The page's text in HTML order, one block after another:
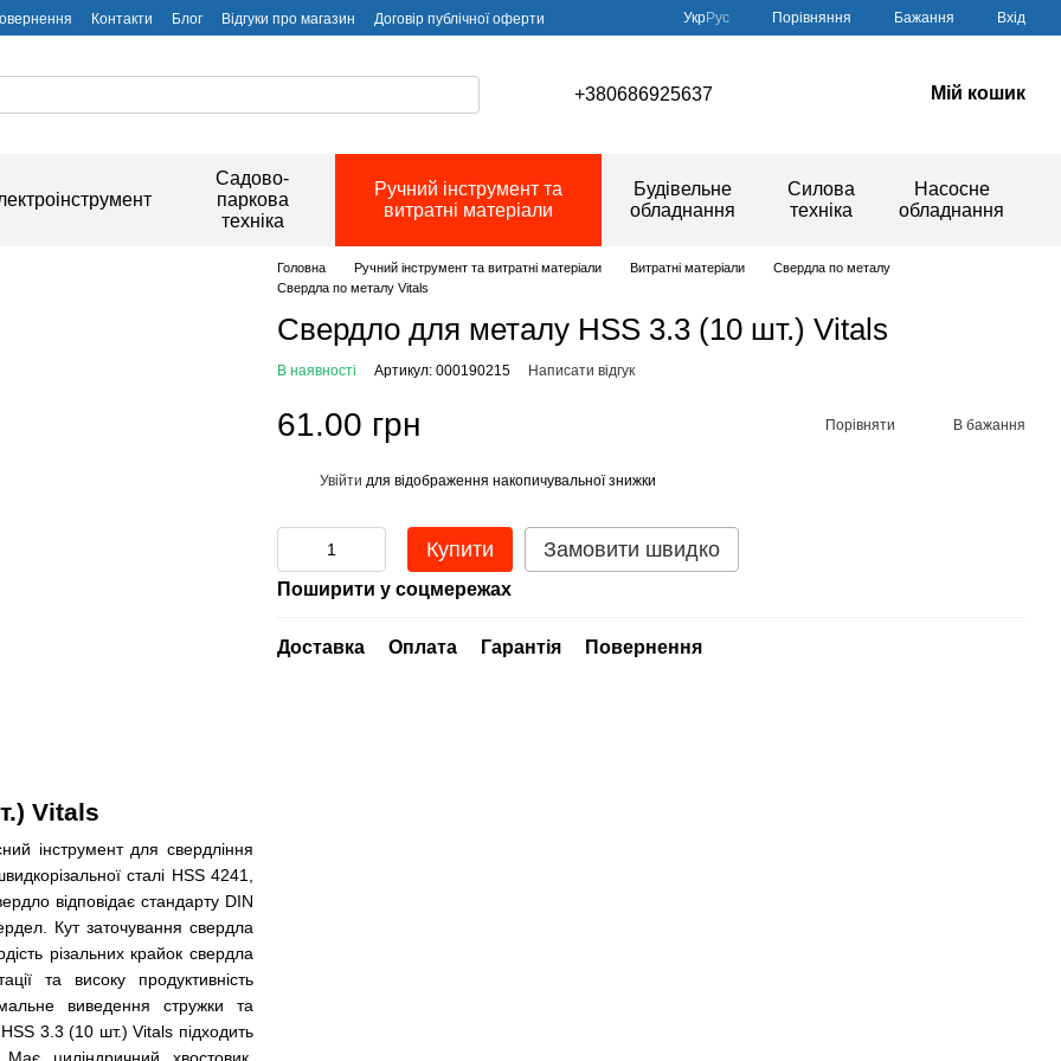
Контакти Блог Відгуки про магазин
Договір публічної оферти
УкрРус Порівняння Бажання Вхід
+380686925637 Мій кошик
Садово-
паркова
техніка
Ручний інструмент та
витратні матеріали
Будівельне
обладнання
Силова
техніка
Насосне
обладнання
Vitals
інструмент для свердління
сталі HSS 4241,
відповідає стандарту DIN
Кут заточування свердла
різальних крайок свердла
та високу продуктивність
виведення стружки та
3.3 (10 шт.) Vitals підходить
Головна Ручний інструмент та витратні матеріали Витратні матеріали
Свердла по металу
Свердла по металу Vitals
Свердло для металу HSS 3.3 (10 шт.) Vitals
В наявності Артикул: 000190215 Написати відгук
61.00 грн Порівняти В бажання
Увійти для відображення накопичувальної знижки
Купити Замовити швидко
Поширити у соцмережах
Доставка Оплата Гарантія Повернення